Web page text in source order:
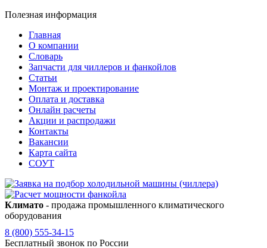
Полезная информация
Главная
О компании
Словарь
Запчасти для чиллеров и фанкойлов
Статьи
Монтаж и проектирование
Оплата и доставка
Онлайн расчеты
Акции и распродажи
Контакты
Вакансии
Карта сайта
СОУТ
Климато - продажа промышленного климатического
оборудования
8 (800) 555-34-15
Бесплатный звонок по России